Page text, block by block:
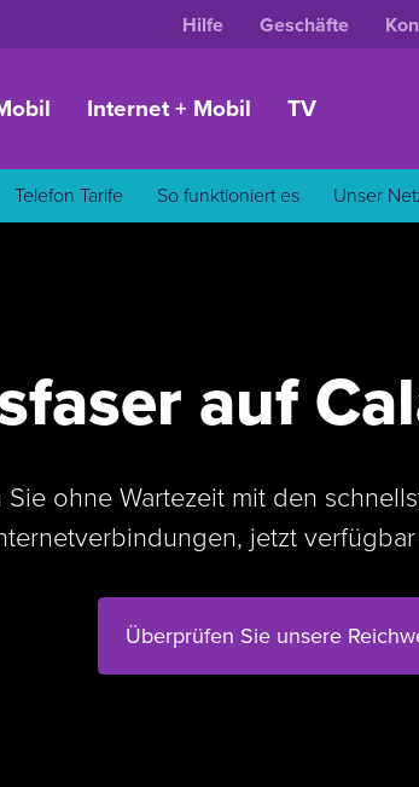
Hilfe Geschäfte
Internet + Mobil TV
Telefon Tarife So funktioniert es Unser
auf
Sie ohne Wartezeit mit den
jetzt
Überprüfen Sie unsere